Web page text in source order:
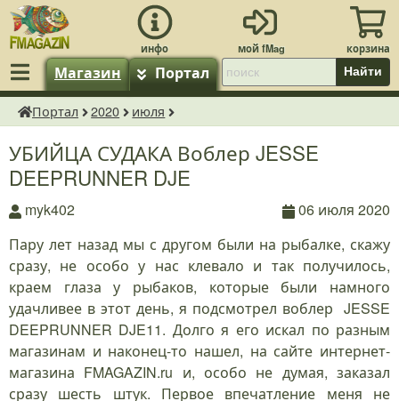
Магазин Портал Найти
fMagazin.ru
Портал 2020 июля
УБИЙЦА СУДАКА Воблер JESSE
DEEPRUNNER DJE
myk402
06 июля 2020
Пару лет назад мы с другом были на рыбалке, скажу
сразу, не особо у нас клевало и так получилось,
краем глаза у рыбаков, которые были намного
удачливее в этот день, я подсмотрел воблер JESSE
DEEPRUNNER DJE11. Долго я его искал по разным
магазинам и наконец-то нашел, на сайте интернет-
магазина FMAGAZIN.ru и, особо не думая, заказал
сразу шесть штук. Первое впечатление меня не